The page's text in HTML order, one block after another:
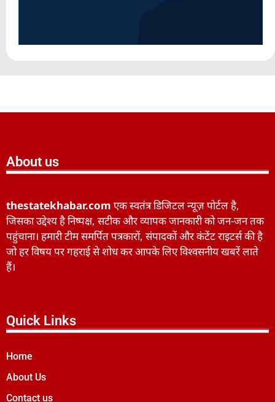
About us
thestatekhabar.com एक स्वतंत्र डिजिटल न्यूज़ पोर्टल है,
जिसका उद्देश्य है निष्पक्ष, सटीक और व्यापक जानकारी को जन-जन तक
पहुंचाना। हमारी टीम समर्पित पत्रकारों, संपादकों और कंटेंट राइटर्स की है
जो हर विषय पर गहराई से शोध कर आपके लिए विश्वसनीय खबरें लाते
हैं।
Quick Links
Home
About Us
Contact us